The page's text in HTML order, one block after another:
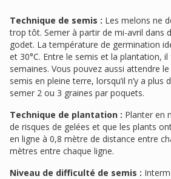
Technique de semis : Les melons ne
trop tôt. Semer à partir de mi-avril dans
godet. La température de germination
et 30°C. Entre le semis et la plantation,
semaines. Vous pouvez aussi attendre
semis en pleine terre, lorsqu’il n’y a plus
semer 2 ou 3 graines par poquets.
Technique de plantation : Planter en
de risques de gelées et que les plants
en ligne à 0,8 mètre de distance entre
mètres entre chaque ligne.
Niveau de difficulté de semis :